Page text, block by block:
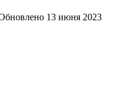
13 июня 2023